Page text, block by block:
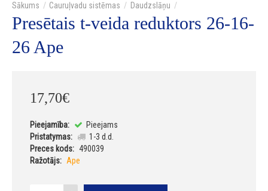
Cauruļvadu sistēmas Daudzslāņu
Presētais t-veida reduktors 26-16-
26 Ape
17,70€
Pieejamība:
Pieejams
Pristatymas:
1-3 d.d.
Preces kods: 490039
Ražotājs: Ape